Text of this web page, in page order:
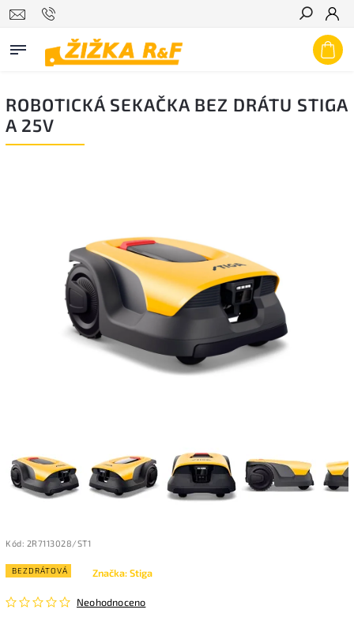
Hledat
ROBOTICKÁ SEKAČKA BEZ DRÁTU STIGA
A 25V
Kód: 2R7113028/ST1
BEZDRÁTOVÁ
Neohodnoceno
Značka:Stiga